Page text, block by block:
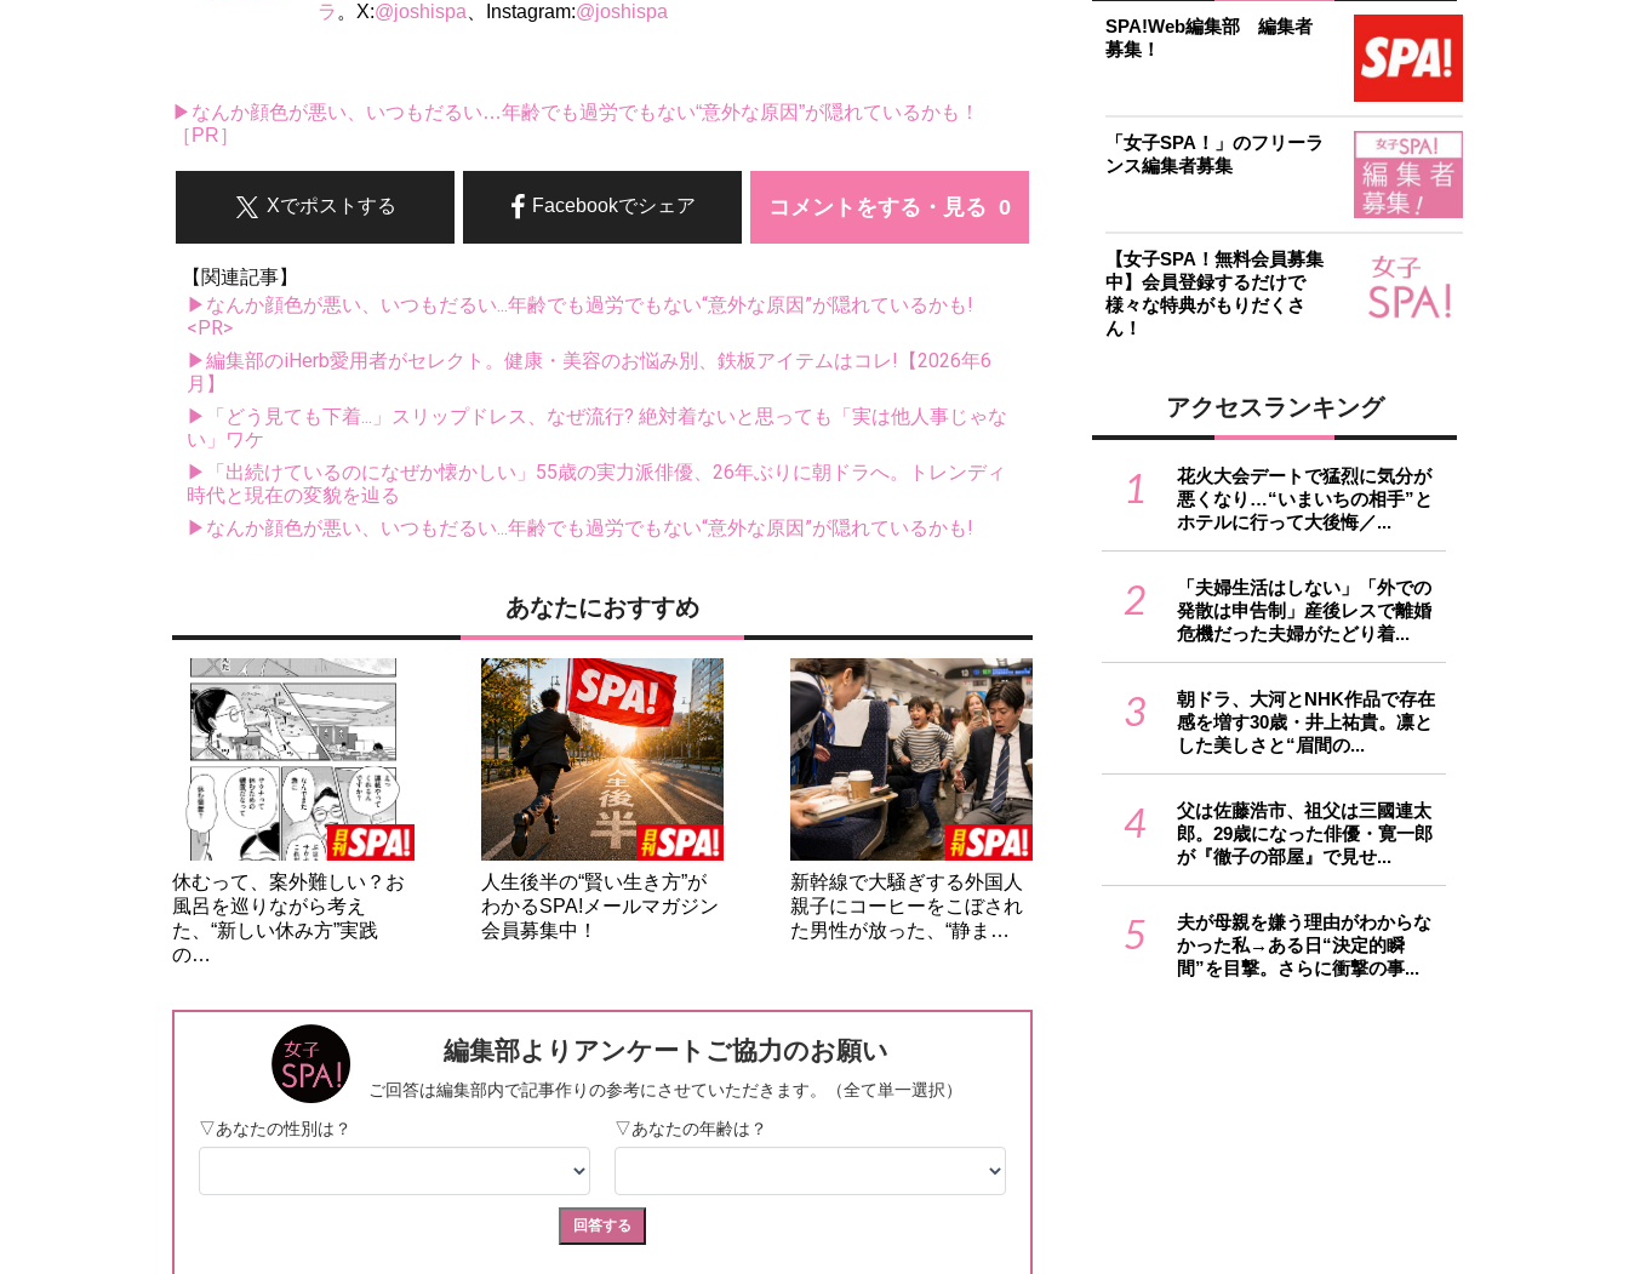
ラ 。X:@joshispa 、Instagram:@joshispa
▶なんか顔色が悪い、いつもだるい…年齢でも過労でもない“意外な原因”が隠れているかも！
［PR］
コメントをする・見る
Facebookでシェア
Xでポストする
【関連記事】
▶なんか顔色が悪い、いつもだるい...年齢でも過労でもない“意外な原因”が隠れているかも!
<PR>
▶編集部のiHerb愛用者がセレクト。健康・美容のお悩み別、鉄板アイテムはコレ!【2026年6
月】
▶「どう見ても下着...」スリップドレス、なぜ流行? 絶対着ないと思っても「実は他人事じゃな
い」ワケ
▶「出続けているのになぜか懐かしい」55歳の実力派俳優、26年ぶりに朝ドラへ。トレンディ
時代と現在の変貌を辿る
▶なんか顔色が悪い、いつもだるい...年齢でも過労でもない“意外な原因”が隠れているかも!
あなたにおすすめ
休むって、案外難しい？お
風呂を巡りながら考え
た、“新しい休み方”実践
の…
人生後半の“賢い生き方”が
わかるSPA!メールマガジン
会員募集中！
新幹線で大騒ぎする外国人
親子にコーヒーをこぼされ
た男性が放った、“静ま…
SPA!Web編集部 編集者
募集！
「女子SPA！」のフリーラ
ンス編集者募集
【女子SPA！無料会員募集
中】会員登録するだけで
様々な特典がもりだくさ
ん！
アクセスランキング
1
花火大会デートで猛烈に気分が
悪くなり…“いまいちの相手”と
ホテルに行って大後悔／...
2
「夫婦生活はしない」「外での
発散は申告制」産後レスで離婚
危機だった夫婦がたどり着...
3
朝ドラ、大河とNHK作品で存在
感を増す30歳・井上祐貴。凛と
した美しさと“眉間の...
4
父は佐藤浩市、祖父は三國連太
郎。29歳になった俳優・寛一郎
が『徹子の部屋』で見せ...
5
夫が母親を嫌う理由がわからな
かった私→ある日“決定的瞬
間”を目撃。さらに衝撃の事...